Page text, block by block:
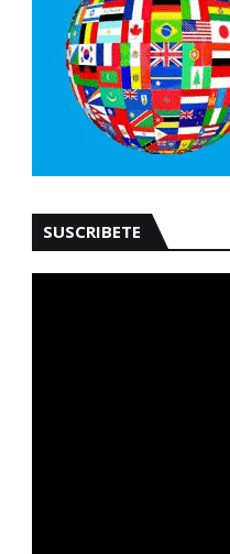
SUSCRIBETE